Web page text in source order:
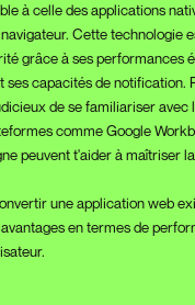
à celle des applications
Cette technologie
grâce à ses performances
ses capacités de notification.
de se familiariser avec
comme Google
peuvent t'aider à maîtriser
une application web
en termes de